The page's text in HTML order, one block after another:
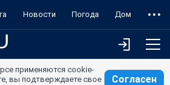
Новости Погода Дом
применяются cookie-
вы подтверждаете свое
Согласен